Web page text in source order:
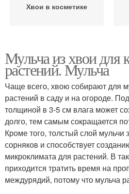
Хвои в косметике
Хвои в качестве
Мульча из хвои для
растений. Мульча
Чаще всего, хвою собирают для
растений в саду и на огороде.
толщиной в 3-5 см влага может
долго, тем самым сокращается
Кроме того, толстый слой мульчи
сорняков и способствует
микроклимата для растений. В
приходится тратить время на
междурядий, потому что мульча